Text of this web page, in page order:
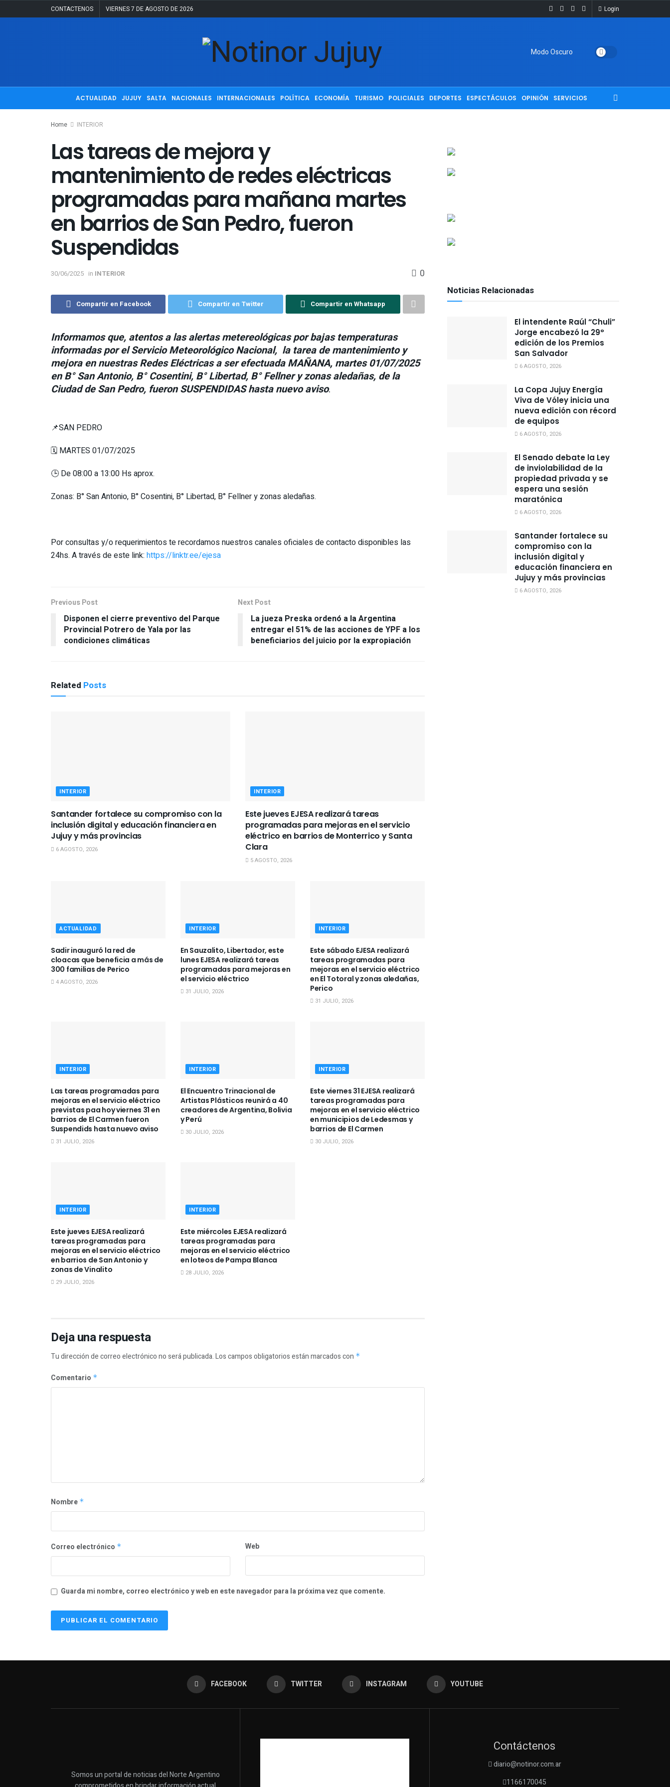
CONTACTENOS VIERNES 7 DE AGOSTO DE 2026 Login
Modo Oscuro
ACTUALIDAD JUJUY SALTA NACIONALES INTERNACIONALES POLÍTICA ECONOMÍA TURISMO POLICIALES DEPORTES ESPECTÁCULOS OPINIÓN SERVICIOS
Home INTERIOR
Las tareas de mejora y
mantenimiento de redes eléctricas
programadas para mañana martes
en barrios de San Pedro, fueron
Suspendidas
30/06/2025 in INTERIOR 0
Compartir en Facebook Compartir en Twitter Compartir en Whatsapp
Informamos que, atentos a las alertas metereológicas por bajas temperaturas
informadas por el Servicio Meteorológico Nacional, la tarea de mantenimiento y
mejora en nuestras Redes Eléctricas a ser efectuada MAÑANA, martes 01/07/2025
en B° San Antonio, B° Cosentini, B° Libertad, B° Fellner y zonas aledañas, de la
Ciudad de San Pedro, fueron SUSPENDIDAS hasta nuevo aviso.
📌SAN PEDRO
🗓️ MARTES 01/07/2025
🕒 De 08:00 a 13:00 Hs aprox.
Zonas: B° San Antonio, B° Cosentini, B° Libertad, B° Fellner y zonas aledañas.
Por consultas y/o requerimientos te recordamos nuestros canales oficiales de contacto disponibles las
24hs. A través de este link: https://linktr.ee/ejesa
Previous Post
Disponen el cierre preventivo del Parque
Provincial Potrero de Yala por las
condiciones climáticas
Next Post
La jueza Preska ordenó a la Argentina
entregar el 51% de las acciones de YPF a los
beneficiarios del juicio por la expropiación
Related Posts
INTERIOR
Santander fortalece su compromiso con la
inclusión digital y educación financiera en
Jujuy y más provincias
6 AGOSTO, 2026
INTERIOR
Este jueves EJESA realizará tareas
programadas para mejoras en el servicio
eléctrico en barrios de Monterrico y Santa
Clara
5 AGOSTO, 2026
ACTUALIDAD
Sadir inauguró la red de
cloacas que beneficia a más de
300 familias de Perico
4 AGOSTO, 2026
INTERIOR
En Sauzalito, Libertador, este
lunes EJESA realizará tareas
programadas para mejoras en
el servicio eléctrico
31 JULIO, 2026
INTERIOR
Este sábado EJESA realizará
tareas programadas para
mejoras en el servicio eléctrico
en El Totoral y zonas aledañas,
Perico
31 JULIO, 2026
INTERIOR
Las tareas programadas para
mejoras en el servicio eléctrico
previstas paa hoy viernes 31 en
barrios de El Carmen fueron
Suspendids hasta nuevo aviso
31 JULIO, 2026
INTERIOR
El Encuentro Trinacional de
Artistas Plásticos reunirá a 40
creadores de Argentina, Bolivia
y Perú
30 JULIO, 2026
INTERIOR
Este viernes 31 EJESA realizará
tareas programadas para
mejoras en el servicio eléctrico
en municipios de Ledesmas y
barrios de El Carmen
30 JULIO, 2026
INTERIOR
Este jueves EJESA realizará
tareas programadas para
mejoras en el servicio eléctrico
en barrios de San Antonio y
zonas de Vinalito
29 JULIO, 2026
INTERIOR
Este miércoles EJESA realizará
tareas programadas para
mejoras en el servicio eléctrico
en loteos de Pampa Blanca
28 JULIO, 2026
Deja una respuesta
Tu dirección de correo electrónico no será publicada.Los campos obligatorios están marcados con *
Comentario *
Nombre *
Correo electrónico * Web
Guarda mi nombre, correo electrónico y web en este navegador para la próxima vez que comente.
Noticias Relacionadas
El intendente Raúl “Chuli”
Jorge encabezó la 29°
edición de los Premios
San Salvador
6 AGOSTO, 2026
La Copa Jujuy Energía
Viva de Vóley inicia una
nueva edición con récord
de equipos
6 AGOSTO, 2026
El Senado debate la Ley
de inviolabilidad de la
propiedad privada y se
espera una sesión
maratónica
6 AGOSTO, 2026
Santander fortalece su
compromiso con la
inclusión digital y
educación financiera en
Jujuy y más provincias
6 AGOSTO, 2026
FACEBOOK TWITTER INSTAGRAM YOUTUBE
Somos un portal de noticias del Norte Argentino
Contáctenos
diario@notinor.com.ar
1166170045